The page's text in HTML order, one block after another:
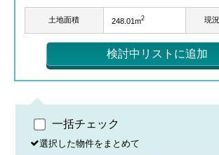
土地面積 248.01m2 現況
検討中リストに追加
一括チェック
選択した物件をまとめて